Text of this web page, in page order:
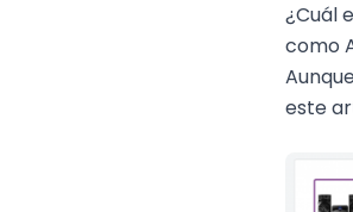
¿Cuál
como
este